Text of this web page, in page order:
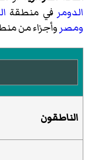
الدومر في منطقة
ومصر وأجزاء من
الناطقون